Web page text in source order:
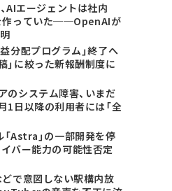
AIエージェントは社内
作っていた──OpenAIが
分配プログラム」終了へ
に絞った新報酬制度に
のシステム障害、いまだ
日以降の利用者には「全
Astra」の一部開発を停
バー能力の可能性否定
どで意図しない駅構内放